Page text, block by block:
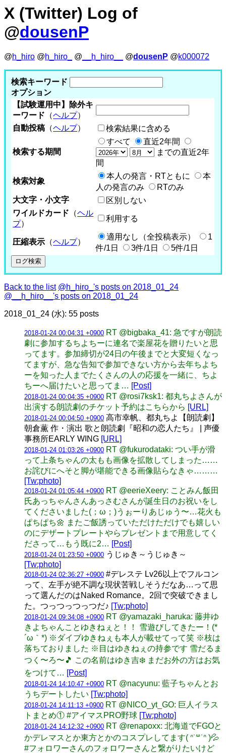
X (Twitter) Log of
@dousenP
@h_hiro @h_hiro_ @ __h_hiro__ @dousenP @k000072
検索キーワード
オプション
【試験運用中】除外キ
ーワード （ヘルプ）
自動投稿 （ヘルプ） 検索結果に含める
検索する期間
すべて
直近2年間
までの直近2年
間
検索対象
本人の発言・RTともに
本
人の発言のみ
RTのみ
大文字・小文字
区別しない
ワイルドカード （ヘル
プ）
利用する
圧縮表示 （ヘルプ）
適用なし（全投稿表示）
1
件/1日
3件/1日 5件/1日
Back to the list @h_hiro_'s posts on 2018_01_24
@__h_hiro__'s posts on 2018_01_24
2018_01_24 (水): 55 posts
2018-01-24 00:04:31 +0900 RT @bigbaka_41: 急ですが朗読
劇に参加するちよちーに連名で楽屋花を贈りたいと思
ってます。参加締切が24日の午後までと大変短くなっ
てますが、急な告知で参加できない方から去年ちよち
ーを知った人までたくさんの人の応援を一緒に、ちよ
ちーへ届けたいと思ってま… [Post]
2018-01-24 00:04:35 +0900 RT @rosi7ksk1: 都丸ちよさんが
出演する朗読劇のチケット予約はこちらから [URL]
2018-01-24 00:04:50 +0900 高市幸帆、都丸ちよ【朗読劇】
朝倉薫 作・演出 歌と朗読劇『昭和の恋人たち』 | 声優
事務所EARLY WING [URL]
2018-01-24 01:03:26 +0900 RT @fukurodataki: つい手が滑
って上条ちゃんの太もも画像を拡散してしまった……
お詫びにへそと脚が堪能できる画像貼らなきゃ………
[Tw:photo]
2018-01-24 01:05:44 +0900 RT @eerieXeery: ことみん飯田
氏あっちゃんさんあっさむさんが誕生日のお祝いをし
てくださいました(；ω；)うぉーりあじゅう〜…花火も
ぱちぱち🌼 またご飯誘っていただけただけでも嬉しい
のにデザートプレートやらプレゼントまで用意してく
ださって…もう既に2… [Post]
2018-01-24 01:23:50 +0900 うじゅき～うじゅき～
[Tw:photo]
2018-01-24 02:36:27 +0900 #デレステ Lv26以上でフルコン
って、左手が絶不調な現状苦戦しそうだなあ…って思
って選んだのはNaked Romance。2回で突破できまし
た。つっつっつっつだ♪ [Tw:photo]
2018-01-24 09:34:08 +0900 RT @yamazaki_haruka: 藤井ゆ
きよちゃんことゆきねぇと！！ 雪遊びしてきたー！(*
´ω｀*) ※ダイブゆきねぇも本人が載せてって笑 ※枝は
落ちておりました ※目はゆきねぇの持参です 雪だるま
つく〜ろ〜🎵 この名前はゆき吉❄️ まだお外の方はお気
をつけて… [Post]
2018-01-24 14:10:47 +0900 RT @nacyunu: 藍子ちゃんとお
うちデートしたい [Tw:photo]
2018-01-24 14:11:13 +0900 RT @NICO_yt_GO: 巨人イラス
トまとめ① #アイマスPRO野球 [Tw:photo]
2018-01-24 14:12:32 +0900 RT @renapoxx: 北海道でFGOと
かデレマスとか東方とかのコスプレしてます( ᐢ˙꒳​˙ᐢ )💦
#フォロワーさんのフォロワーさんと繋がりたいけど